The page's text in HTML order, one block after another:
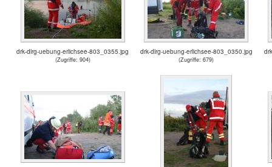
drk-dlrg-uebung-erlichsee-803_0355.jpg
(Zugriffe: 904)
drk-dlrg-uebung-erlichsee-803_0350.jpg
(Zugriffe: 679)